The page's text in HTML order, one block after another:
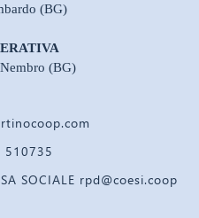
(BG)
(BG)
510735
SOCIALE rpd@coesi.coop